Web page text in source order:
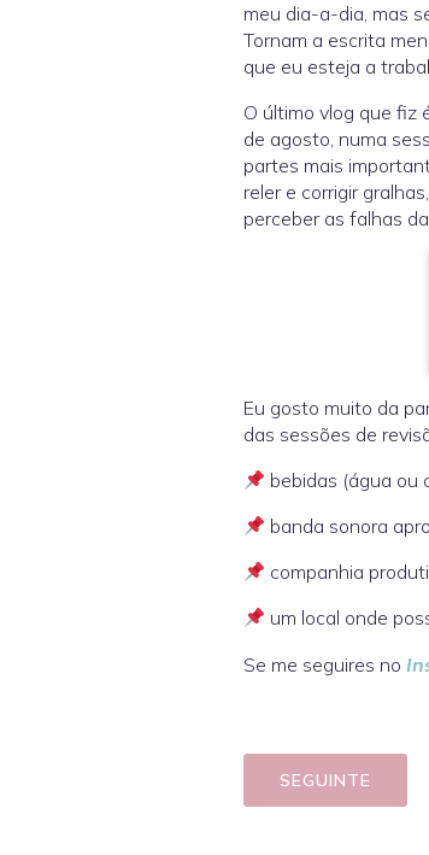
meu dia-a-dia, mas
Tornam a escrita
que eu esteja a
O último vlog que fiz
de agosto, numa
partes mais
reler e corrigir
perceber as falhas
Eu gosto muito da
das sessões de
bebidas (água ou
banda sonora
companhia
um local onde
Se me seguires no
SEGUINTE